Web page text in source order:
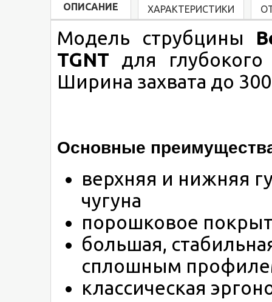
ОПИСАНИЕ ХАРАКТЕРИСТИКИ
Модель струбцины
TGNT для
Ширина захвата до
Основные
верхняя и нижняя
чугуна
порошковое
большая,
сплошным
классическая